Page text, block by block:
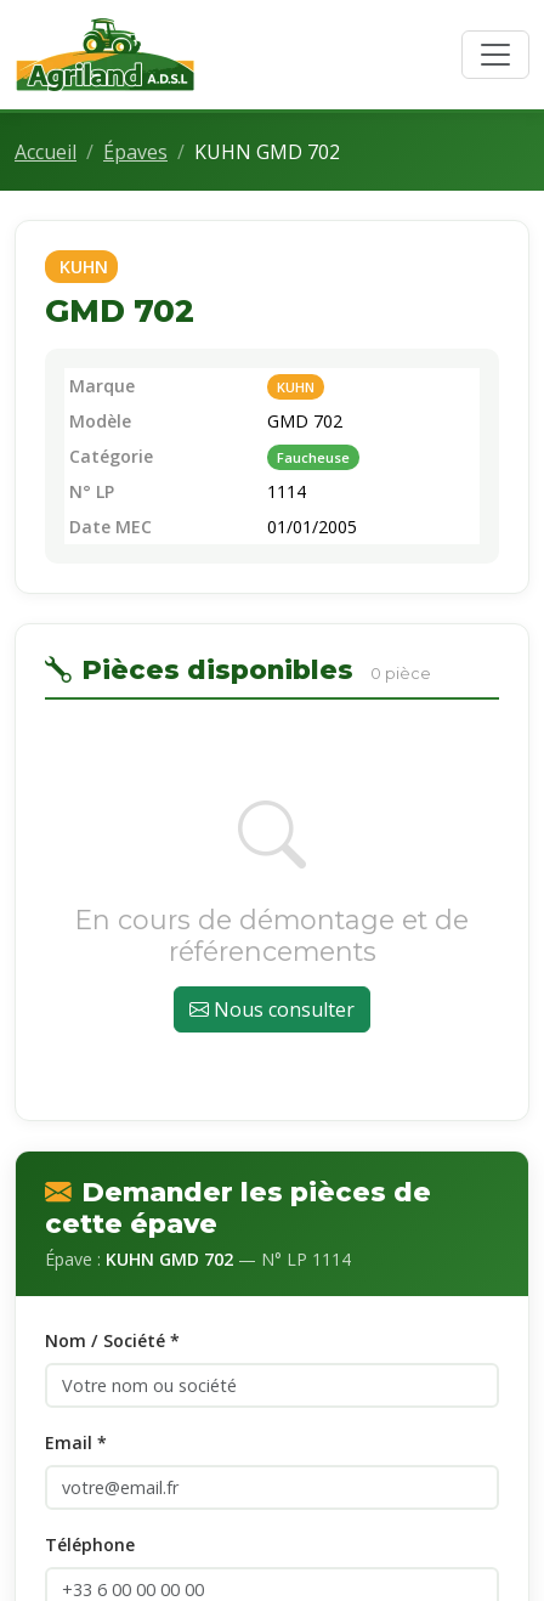
Accueil Épaves KUHN GMD 702
KUHN
GMD 702
Marque KUHN
Modèle
GMD 702
Catégorie
Faucheuse
N° LP
1114
Date MEC
01/01/2005
Pièces disponibles 0 pièce
En cours de démontage et de
référencements
Nous consulter
Demander les pièces de
cette épave
Épave : KUHN GMD 702 — N° LP 1114
Nom / Société *
Email *
Téléphone